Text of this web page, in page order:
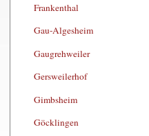
Frankenthal
Gau-Algesheim
Gaugrehweiler
Gersweilerhof
Gimbsheim
Göcklingen